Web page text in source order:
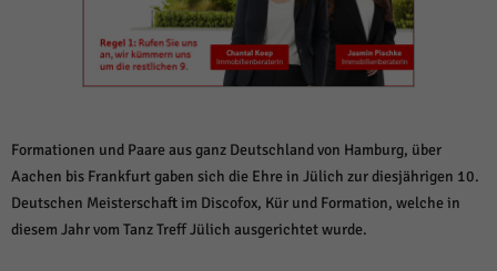
Formationen und Paare aus ganz Deutschland von Hamburg, über
Aachen bis Frankfurt gaben sich die Ehre in Jülich zur diesjährigen 10.
Deutschen Meisterschaft im Discofox, Kür und Formation, welche in
diesem Jahr vom Tanz Treff Jülich ausgerichtet wurde.
Alle akzeptieren Speichern und weiter
Datenschutzeinstellungen
Essenziell (1)
einwandfreie Funktion der Website erforderlich.
Cookie-Informationen anzeigen